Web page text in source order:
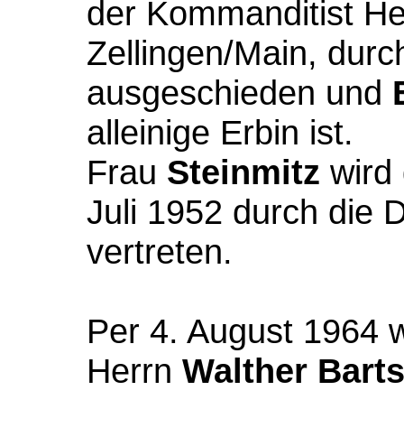
der Kommanditist
Zellingen/Main,
ausgeschieden und
alleinige Erbin ist.
Frau Steinmitz wird
Juli 1952 durch die
vertreten.
Per 4. August 1964
Herrn Walther